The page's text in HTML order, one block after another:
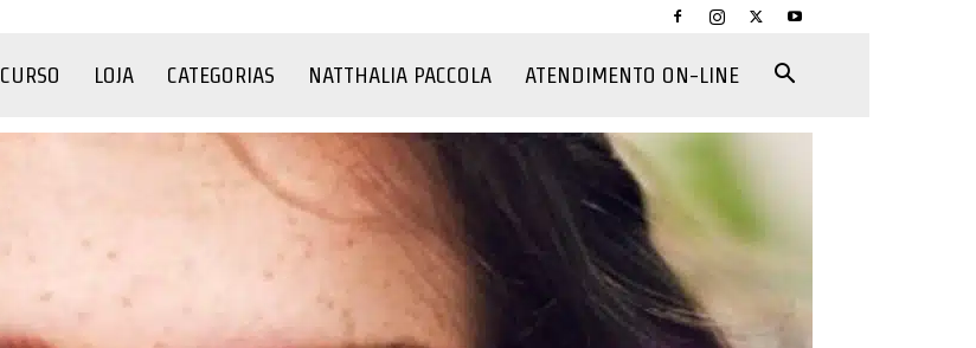
CURSO LOJA CATEGORIAS NATTHALIA PACCOLA ATENDIMENTO ON-LINE